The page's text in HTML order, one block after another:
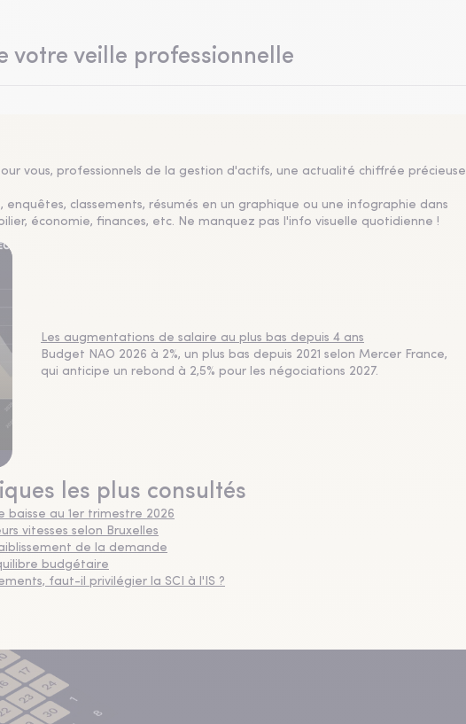
votre veille professionnelle
vous, professionnels de la gestion d'actifs, une actualité chiffrée précieuse
classements, résumés en un graphique ou une infographie dans
économie, finances, etc. Ne manquez pas l'info visuelle quotidienne !
Les augmentations de salaire au plus bas depuis 4 ans
Budget NAO 2026 à 2%, un plus bas depuis 2021 selon Mercer France,
qui anticipe un rebond à 2,5% pour les négociations 2027.
les plus consultés
baisse au 1er trimestre 2026
vitesses selon Bruxelles
de la demande
budgétaire
faut-il privilégier la SCI à l'IS ?